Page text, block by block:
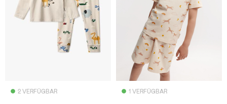
2 VERFÜGBAR 1 VERFÜGBAR